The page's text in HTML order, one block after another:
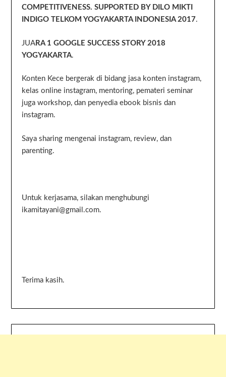
COMPETITIVENESS. SUPPORTED BY DILO MIKTI
INDIGO TELKOM YOGYAKARTA INDONESIA 2017.
JUA RA 1 GOOGLE SUCCESS STORY 2018
YOGYAKARTA.
Konten Kece bergerak di bidang jasa konten instagram,
kelas online instagram, mentoring, pemateri seminar
juga workshop, dan penyedia ebook bisnis dan
instagram.
Saya sharing mengenai instagram, review, dan
parenting.
Untuk kerjasama, silakan menghubungi
ikamitayani@gmail.com.
Terima kasih.